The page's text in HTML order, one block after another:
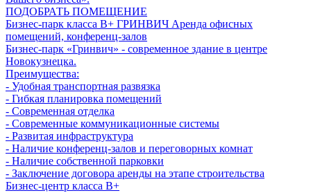
ПОДОБРАТЬ ПОМЕЩЕНИЕ
Бизнес-парк класса В+ ГРИНВИЧ Аренда офисных
помещений, конференц-залов
Бизнес-парк «Гринвич» - современное здание в центре
Новокузнецка.
Преимущества:
- Удобная транспортная развязка
- Гибкая планировка помещений
- Современная отделка
- Современные коммуникационные системы
- Развитая инфраструктура
- Наличие конференц-залов и переговорных комнат
- Наличие собственной парковки
- Заключение договора аренды на этапе строительства
Бизнес-центр класса B+